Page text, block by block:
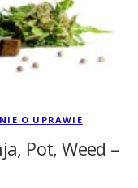
O UPRAWIE
Pot, Weed –